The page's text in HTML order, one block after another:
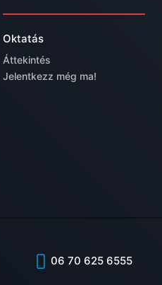
Oktatás
Áttekintés
Jelentkezz még ma!
06 70 625 6555